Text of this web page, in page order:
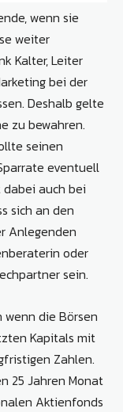
wenn sie
weiter
Kalter, Leiter
bei der
Deshalb gelte
zu bewahren.
seinen
eventuell
dabei auch bei
sich an den
Anlegenden
oder
sein.
wenn die Börsen
Kapitals mit
Zahlen.
25 Jahren Monat
Aktienfonds